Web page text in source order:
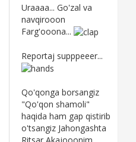
Uraaaa... Go'zal va
navqirooon
Farg'ooona...
Reportaj supppeeer...
Qo'qonga borsangiz
"Qo'qon shamoli"
haqida ham gap qistirib
o'tsangiz Jahongashta